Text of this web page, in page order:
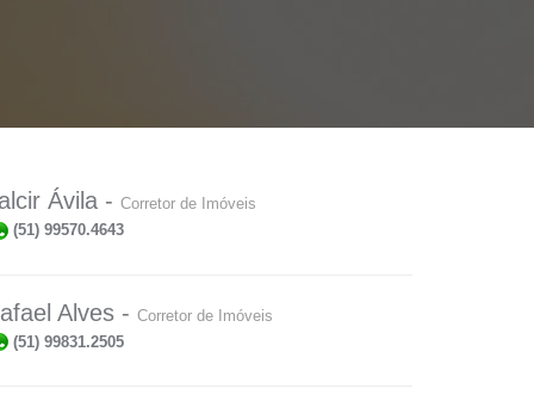
Ávila - Corretor de Imóveis
(51) 99570.4643
Alves - Corretor de Imóveis
(51) 99831.2505